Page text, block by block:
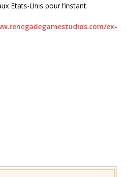
Etats-Unis pour l’instant.
ex-